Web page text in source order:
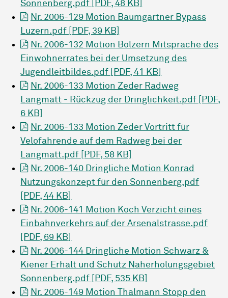
Sonnenberg.pdf [PDF, 48 KB]
Nr. 2006-129 Motion Baumgartner Bypass
Luzern.pdf [PDF, 39 KB]
Nr. 2006-132 Motion Bolzern Mitsprache des
Einwohnerrates bei der Umsetzung des
Jugendleitbildes.pdf [PDF, 41 KB]
Nr. 2006-133 Motion Zeder Radweg
Langmatt - Rückzug der Dringlichkeit.pdf [PDF,
6 KB]
Nr. 2006-133 Motion Zeder Vortritt für
Velofahrende auf dem Radweg bei der
Langmatt.pdf [PDF, 58 KB]
Nr. 2006-140 Dringliche Motion Konrad
Nutzungskonzept für den Sonnenberg.pdf
[PDF, 44 KB]
Nr. 2006-141 Motion Koch Verzicht eines
Einbahnverkehrs auf der Arsenalstrasse.pdf
[PDF, 69 KB]
Nr. 2006-144 Dringliche Motion Schwarz &
Kiener Erhalt und Schutz Naherholungsgebiet
Sonnenberg.pdf [PDF, 535 KB]
Nr. 2006-149 Motion Thalmann Stopp den